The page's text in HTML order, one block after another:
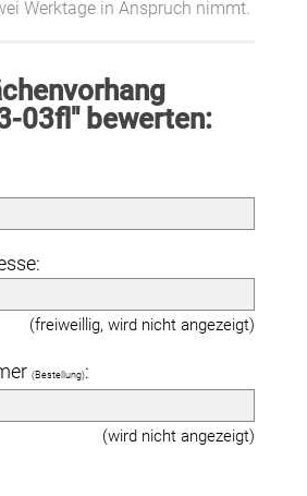
Werktage in Anspruch nimmt.
03fl" bewerten:
(freiweillig, wird nicht angezeigt)
(Bestellung):
(wird nicht angezeigt)